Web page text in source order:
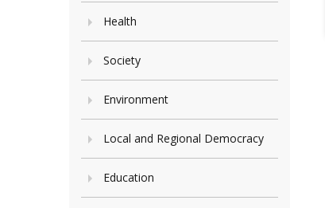
Health
Society
Environment
Local and Regional Democracy
Education